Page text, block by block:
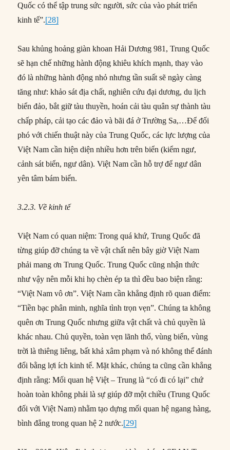
Quốc có thể tập trung sức người, sức của vào phát triển
kinh tế”.[28]
Sau khủng hoảng giàn khoan Hải Dương 981, Trung Quốc
sẽ hạn chế những hành động khiêu khích mạnh, thay vào
đó là những hành động nhỏ nhưng tần suất sẽ ngày càng
tăng như: khảo sát địa chất, nghiên cứu đại dương, du lịch
biển đảo, bắt giữ tàu thuyền, hoán cải tàu quân sự thành tàu
chấp pháp, cải tạo các đảo và bãi đá ở Trường Sa,…Để đối
phó với chiến thuật này của Trung Quốc, các lực lượng của
Việt Nam cần hiện diện nhiều hơn trên biển (kiểm ngư,
cảnh sát biển, ngư dân). Việt Nam cần hỗ trợ để ngư dân
yên tâm bám biển.
3.2.3. Về kinh tế
Việt Nam có quan niệm: Trong quá khứ, Trung Quốc đã
từng giúp đỡ chúng ta về vật chất nên bây giờ Việt Nam
phải mang ơn Trung Quốc. Trung Quốc cũng nhận thức
như vậy nên mỗi khi họ chèn ép ta thì đều bao biện rằng:
“Việt Nam vô ơn”. Việt Nam cần khẳng định rõ quan điểm:
“Tiền bạc phân minh, nghĩa tình trọn vẹn”. Chúng ta không
quên ơn Trung Quốc nhưng giữa vật chất và chủ quyền là
khác nhau. Chủ quyền, toàn vẹn lãnh thổ, vùng biển, vùng
trời là thiêng liêng, bất khả xâm phạm và nó không thể đánh
đổi bằng lợi ích kinh tế. Mặt khác, chúng ta cũng cần khẳng
định rằng: Mối quan hệ Việt – Trung là “có đi có lại” chứ
hoàn toàn không phải là sự giúp đỡ một chiều (Trung Quốc
đối với Việt Nam) nhằm tạo dựng mối quan hệ ngang hàng,
bình đẳng trong quan hệ 2 nước.[29]